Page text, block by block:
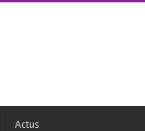
Actus